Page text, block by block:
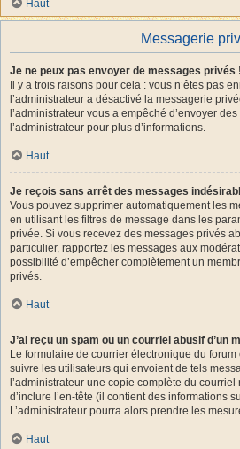
Haut
Messagerie
Je ne peux pas envoyer de messages privés !
Il y a trois raisons pour cela : vous n’êtes pas
l’administrateur a désactivé la messagerie
l’administrateur vous a empêché d’envoyer
l’administrateur pour plus d’informations.
Haut
Je reçois sans arrêt des messages
Vous pouvez supprimer automatiquement les
en utilisant les filtres de message dans les
privée. Si vous recevez des messages privés
particulier, rapportez les messages aux
possibilité d’empêcher complètement un
privés.
Haut
J’ai reçu un spam ou un courriel abusif d’un
Le formulaire de courrier électronique du
suivre les utilisateurs qui envoient de tels
l’administrateur une copie complète du courriel
d’inclure l’en-tête (il contient des informations
L’administrateur pourra alors prendre les
Haut